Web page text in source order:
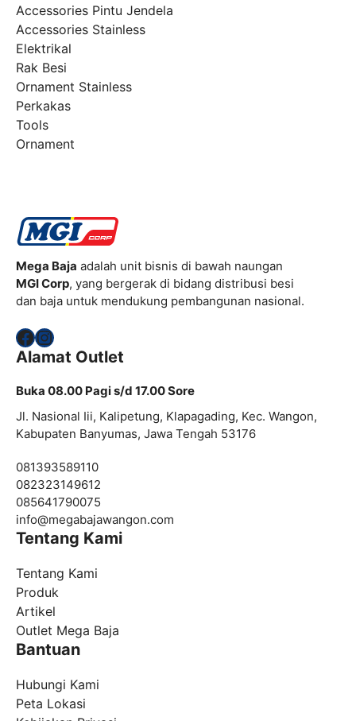
Accessories Pintu Jendela
Accessories Stainless
Elektrikal
Rak Besi
Ornament Stainless
Perkakas
Tools
Ornament
Mega Baja adalah unit bisnis di bawah naungan
MGI Corp, yang bergerak di bidang distribusi besi
dan baja untuk mendukung pembangunan nasional.
Facebook
Instagram
Alamat Outlet
Buka 08.00 Pagi s/d 17.00 Sore
Jl. Nasional Iii, Kalipetung, Klapagading, Kec. Wangon,
Kabupaten Banyumas, Jawa Tengah 53176
081393589110
082323149612
085641790075
info@megabajawangon.com
Tentang Kami
Tentang Kami
Produk
Artikel
Outlet Mega Baja
Bantuan
Hubungi Kami
Peta Lokasi